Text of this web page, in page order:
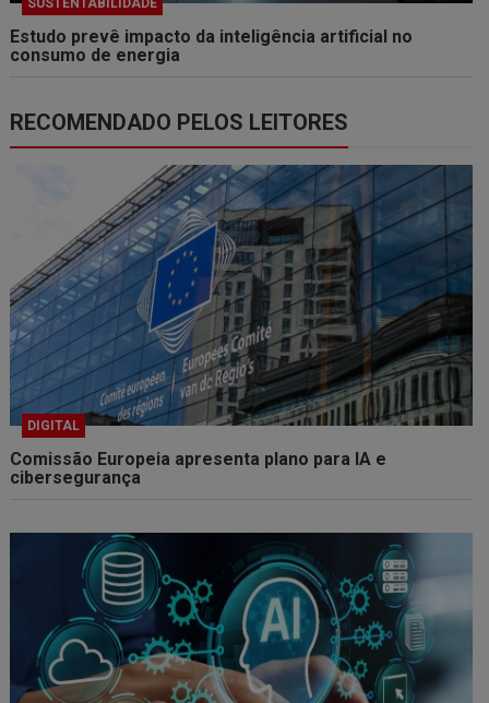
SUSTENTABILIDADE
Estudo prevê impacto da inteligência artificial no
consumo de energia
RECOMENDADO PELOS LEITORES
DIGITAL
Comissão Europeia apresenta plano para IA e
cibersegurança